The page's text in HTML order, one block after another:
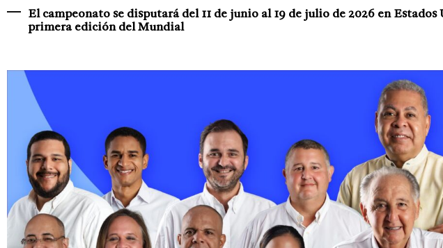
El campeonato se disputará del 11 de junio al 19 de julio de 2026 en
primera edición del Mundial